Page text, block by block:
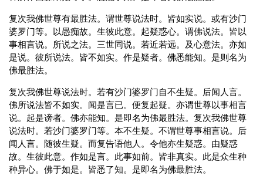
复次我佛世尊有最胜法。谓世尊说法时。皆如实说。或有沙门
婆罗门等。以愚痴故。生彼此意。起疑惑心。谓佛说法。皆以
事相言说。所说之法。三世同说。若近若远。及心意法。亦如
是说。彼所说法。皆不如实。作是疑者。佛悉能知。是则名为
佛最胜法。
复次我佛世尊说法时。若有沙门婆罗门自不生疑。后闻人言。
佛所说法皆不如实。闻是言已。便复起疑。亦谓世尊以事相言
说。起是谤者。佛亦能知。是即名为佛最胜法。复次我佛世尊
说法时。若沙门婆罗门等。本不生疑。不谓世尊事相言说。后
闻人言。随彼生疑。而复告语他人。令他亦生疑惑。由疑惑
故。生彼此意。作如是言。此事如前。皆非真实。此是众生种
种异心。佛于如是。皆悉了知。是即名为佛最胜法。